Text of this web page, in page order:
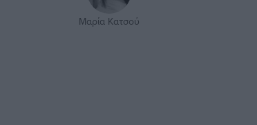
Μαρία Κατσού